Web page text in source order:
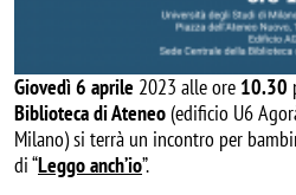
Giovedì 6 aprile 2023 alle ore 10.30
Biblioteca di Ateneo(edificio U6
Milano) si terrà un incontro per
di “Leggo anch’io”.